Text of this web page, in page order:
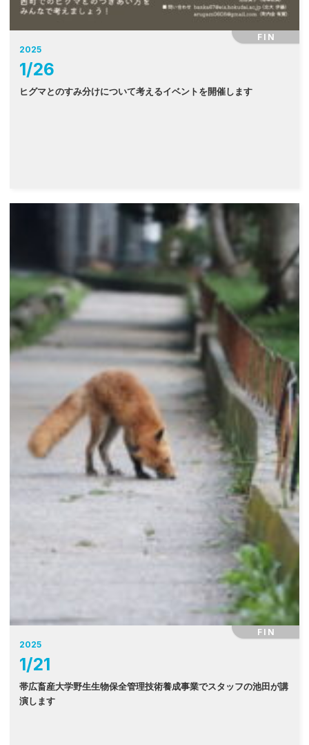
FIN
2025
1/26
ヒグマとのすみ分けについて考えるイベントを開催します
FIN
2025
1/21
帯広畜産大学野生生物保全管理技術養成事業でスタッフの池田が講
演します